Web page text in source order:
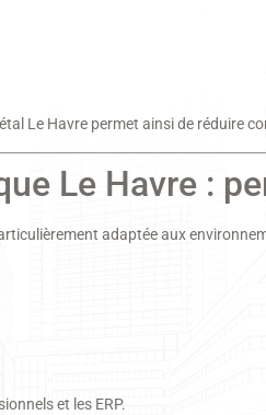
Le Havre permet ainsi de réduire
Le Havre :
adaptée aux
et les ERP.